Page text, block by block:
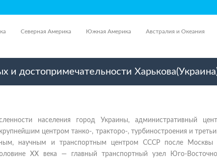
Северная Америка Южная Америка Австралия и Океания
и достопримечательности
населения город Украины, административный
центром танко-, тракторо-, турбиностроения и
научным и транспортным центром СССР после Москвы
XX века — главный транспортный узел Юго-